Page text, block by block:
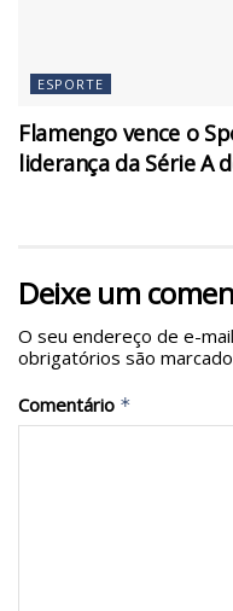
ESPORTE
Flamengo vence o
liderança da Série A
Deixe um
O seu endereço de e-
obrigatórios são
Comentário *